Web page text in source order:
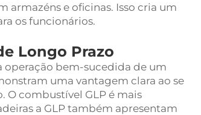
armazéns e oficinas. Isso cria um
os funcionários.
Longo Prazo
operação bem-sucedida de um
uma vantagem clara ao se
O combustível GLP é mais
a GLP também apresentam